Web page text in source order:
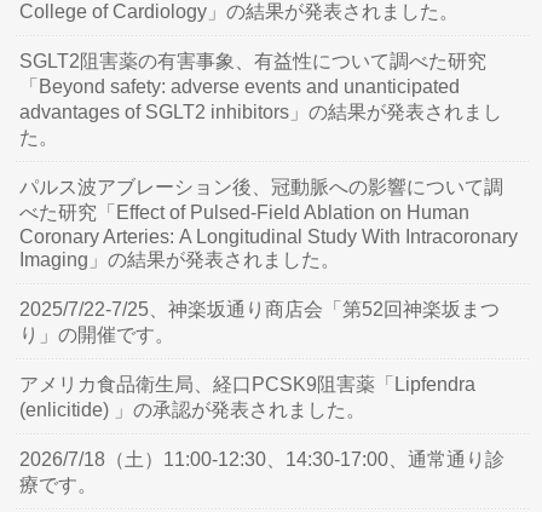
College of Cardiology」の結果が発表されました。
SGLT2阻害薬の有害事象、有益性について調べた研究
「Beyond safety: adverse events and unanticipated
advantages of SGLT2 inhibitors」の結果が発表されまし
た。
パルス波アブレーション後、冠動脈への影響について調
べた研究「Effect of Pulsed-Field Ablation on Human
Coronary Arteries: A Longitudinal Study With Intracoronary
Imaging」の結果が発表されました。
2025/7/22-7/25、神楽坂通り商店会「第52回神楽坂まつ
り」の開催です。
アメリカ食品衛生局、経口PCSK9阻害薬「Lipfendra
(enlicitide) 」の承認が発表されました。
2026/7/18（土）11:00-12:30、14:30-17:00、通常通り診
療です。